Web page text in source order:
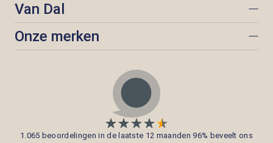
Van Dal
Onze merken
1.065 beoordelingen in de laatste 12 maanden 96% beveelt ons